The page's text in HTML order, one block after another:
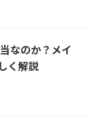
なのか？メイ
く解説